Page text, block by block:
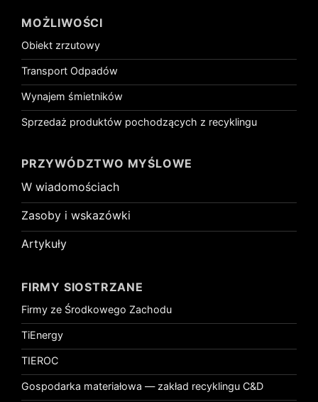
MOŻLIWOŚCI
Obiekt zrzutowy
Transport Odpadów
Wynajem śmietników
Sprzedaż produktów pochodzących z recyklingu
PRZYWÓDZTWO MYŚLOWE
W wiadomościach
Zasoby i wskazówki
Artykuły
FIRMY SIOSTRZANE
Firmy ze Środkowego Zachodu
TiEnergy
TIEROC
Gospodarka materiałowa — zakład recyklingu C&D